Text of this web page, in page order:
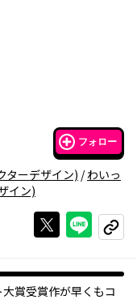
フォロー
ターデザイン) /わいっ
イン)
Xで投稿する
ライン
コピー
賞受賞作が早くもコ